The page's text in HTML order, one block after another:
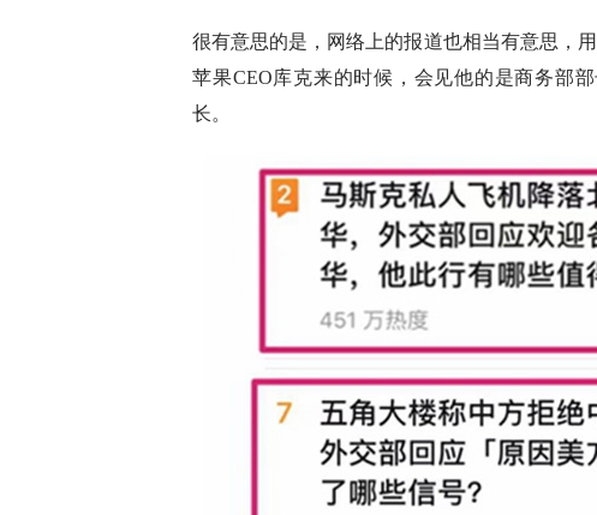
很有意思的是，网络上的报道也相当有意思，
苹果CEO库克来的时候，会见他的是商务部
长。